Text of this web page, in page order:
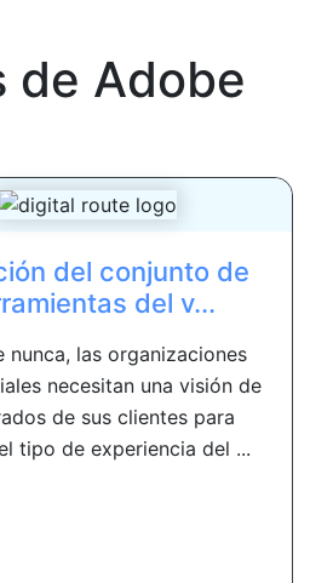
de Adobe
del conjunto de
del v...
nunca, las organizaciones
necesitan una visión de
de sus clientes para
tipo de experiencia del ...